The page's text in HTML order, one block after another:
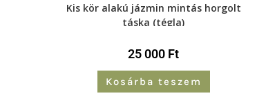
Kis kör alakú jázmin mintás horgolt
táska (tégla)
25 000 Ft
Kosárba teszem